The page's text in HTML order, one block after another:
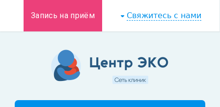
Свяжитесь с нами
Запись на приём